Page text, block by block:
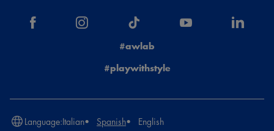
#awlab
#playwithstyle
Language:Italian Spanish English